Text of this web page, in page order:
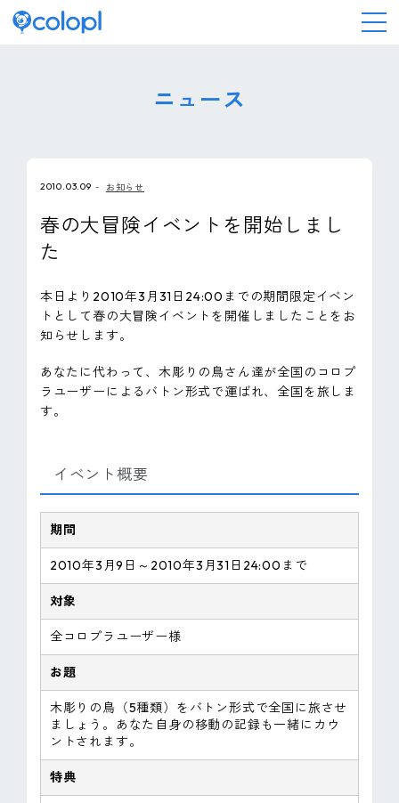
IR情報
採用情報
ピンマーク
ニュース
2010.03.09 お知らせ
春の大冒険イベントを開始しまし
た
本日より2010年3月31日24:00までの期間限定イベン
トとして春の大冒険イベントを開催しましたことをお
知らせします。
あなたに代わって、木彫りの鳥さん達が全国のコロプ
ラユーザーによるバトン形式で運ばれ、全国を旅しま
す。
イベント概要
期間
2010年3月9日～2010年3月31日24:00まで
対象
全コロプラユーザー様
お題
木彫りの鳥（5種類）をバトン形式で全国に旅させ
ましょう。あなた自身の移動の記録も一緒にカウ
ントされます。
特典